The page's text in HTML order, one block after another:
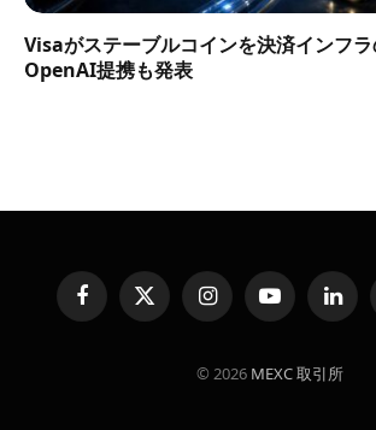
Visaがステーブルコインを決済インフラ
OpenAI提携も発表
FacebookX
(Twitter)
InstagramYouTube
© 2026 MEXC 取引所